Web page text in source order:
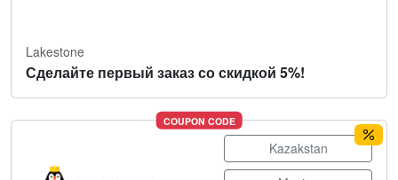
Lakestone
Сделайте первый заказ со скидкой 5%!
COUPON CODE
Kazakstan